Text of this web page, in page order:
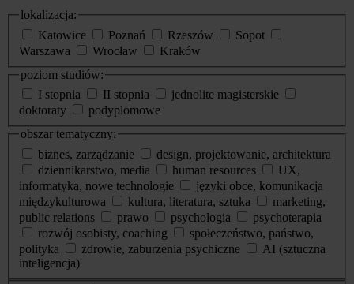
lokalizacja:
Katowice
Poznań Rzeszów
Sopot
Warszawa
Wrocław
Kraków
poziom studiów:
I stopnia
II stopnia
jednolite magisterskie
doktoraty
podyplomowe
obszar tematyczny:
biznes, zarządzanie
design, projektowanie, architektura
dziennikarstwo, media
human resources
UX,
informatyka, nowe technologie
języki obce, komunikacja
międzykulturowa
kultura, literatura, sztuka
marketing,
public relations
prawo psychologia
psychoterapia
rozwój osobisty, coaching
społeczeństwo, państwo,
polityka
zdrowie, zaburzenia psychiczne
AI (sztuczna
inteligencja)